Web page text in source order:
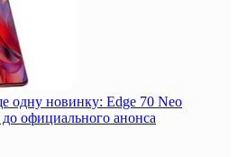
одну новинку: Edge 70 Neo
до официального анонса